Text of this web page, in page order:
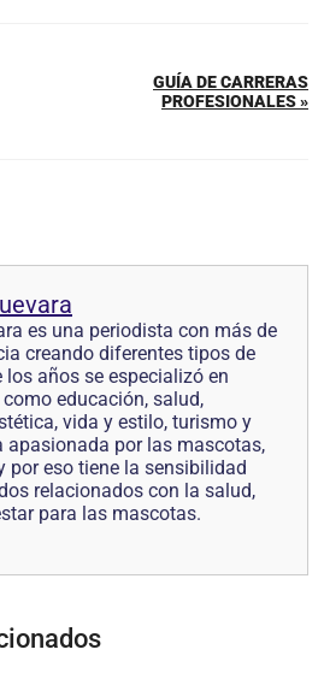
GUÍA DE CARRERAS
PROFESIONALES »
es una periodista con más de
creando diferentes tipos de
años se especializó en
educación, salud,
vida y estilo, turismo y
apasionada por las mascotas,
por eso tiene la sensibilidad
relacionados con la salud,
para las mascotas.